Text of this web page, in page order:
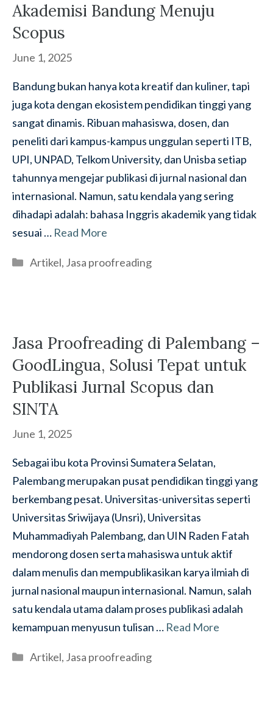
Akademisi Bandung Menuju
Scopus
June 1, 2025
Bandung bukan hanya kota kreatif dan kuliner, tapi
juga kota dengan ekosistem pendidikan tinggi yang
sangat dinamis. Ribuan mahasiswa, dosen, dan
peneliti dari kampus-kampus unggulan seperti ITB,
UPI, UNPAD, Telkom University, dan Unisba setiap
tahunnya mengejar publikasi di jurnal nasional dan
internasional. Namun, satu kendala yang sering
dihadapi adalah: bahasa Inggris akademik yang tidak
sesuai … Read More
Categories
Artikel, Jasa proofreading
Jasa Proofreading di Palembang –
GoodLingua, Solusi Tepat untuk
Publikasi Jurnal Scopus dan
SINTA
June 1, 2025
Sebagai ibu kota Provinsi Sumatera Selatan,
Palembang merupakan pusat pendidikan tinggi yang
berkembang pesat. Universitas-universitas seperti
Universitas Sriwijaya (Unsri), Universitas
Muhammadiyah Palembang, dan UIN Raden Fatah
mendorong dosen serta mahasiswa untuk aktif
dalam menulis dan mempublikasikan karya ilmiah di
jurnal nasional maupun internasional. Namun, salah
satu kendala utama dalam proses publikasi adalah
kemampuan menyusun tulisan … Read More
Categories
Artikel, Jasa proofreading